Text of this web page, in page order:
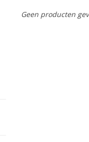
Geen producten